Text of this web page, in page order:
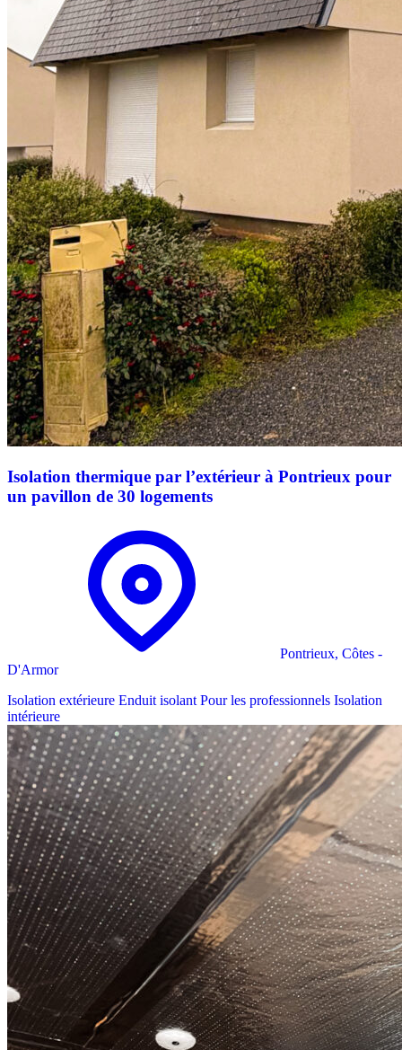
Isolation thermique par l’extérieur à Pontrieux pour
un pavillon de 30 logements
Pontrieux, Côtes -
D'Armor
Isolation extérieure Enduit isolant Pour les professionnels Isolation
intérieure